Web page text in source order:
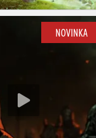
NOVINKA